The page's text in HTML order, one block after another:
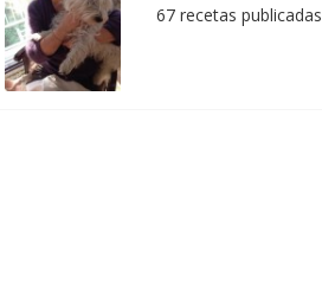
67 recetas publicadas